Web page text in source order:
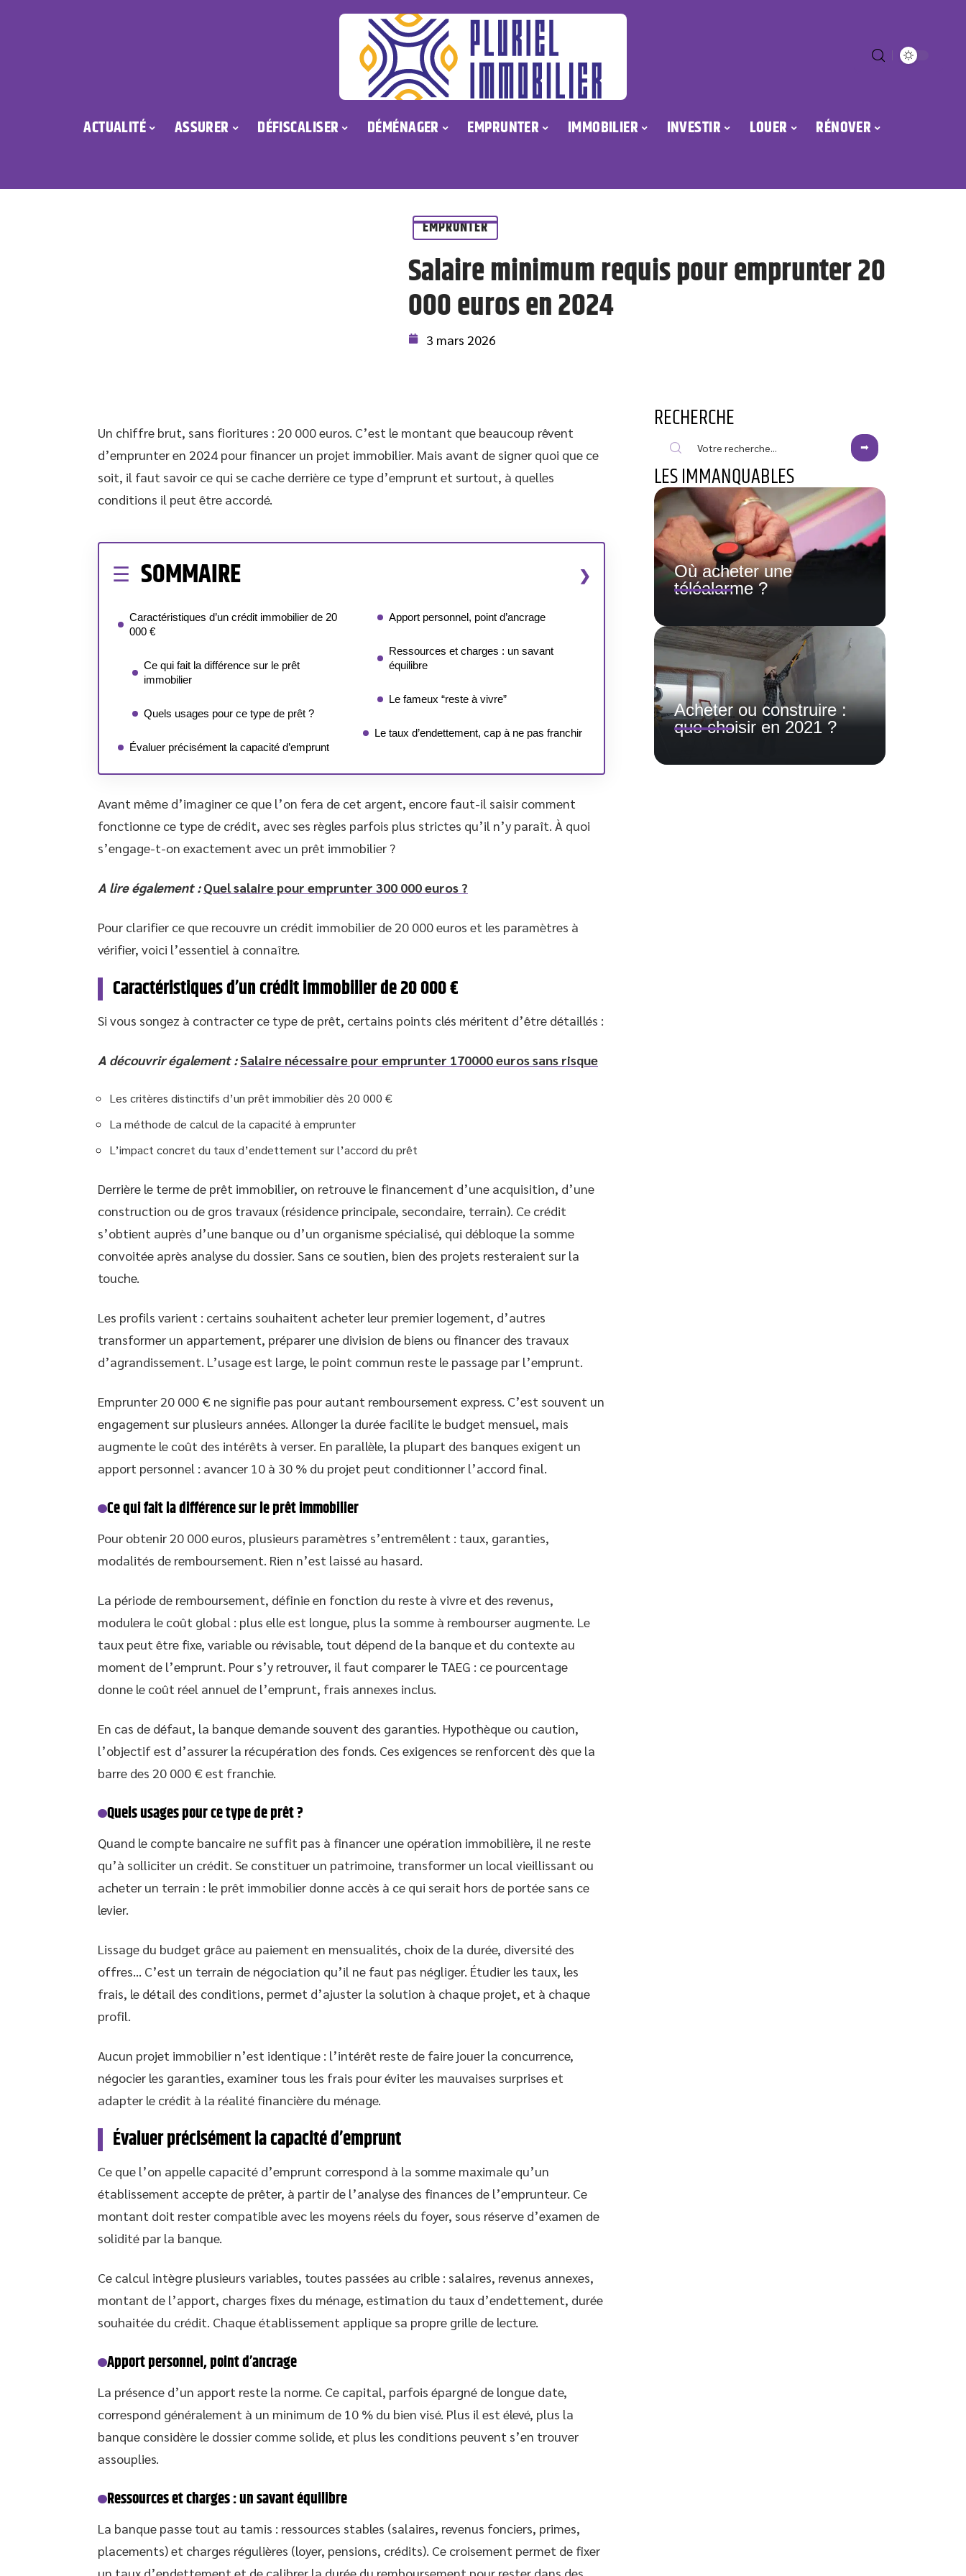
ACTUALITÉ ASSURER DÉFISCALISER DÉMÉNAGER EMPRUNTER IMMOBILIER INVESTIR LOUER RÉNOVER
EMPRUNTER
Salaire minimum requis pour emprunter 20
000 euros en 2024
3 mars 2026
Un chiffre brut, sans fioritures : 20 000 euros. C’est le montant que beaucoup rêvent
d’emprunter en 2024 pour financer un projet immobilier. Mais avant de signer quoi que ce
soit, il faut savoir ce qui se cache derrière ce type d’emprunt et surtout, à quelles
conditions il peut être accordé.
SOMMAIRE
Caractéristiques d’un crédit immobilier de 20
000 €
Ce qui fait la différence sur le prêt
immobilier
Quels usages pour ce type de prêt ?
Évaluer précisément la capacité d’emprunt
Apport personnel, point d’ancrage
Ressources et charges : un savant
équilibre
Le fameux “reste à vivre”
Le taux d’endettement, cap à ne pas franchir
Avant même d’imaginer ce que l’on fera de cet argent, encore faut-il saisir comment
fonctionne ce type de crédit, avec ses règles parfois plus strictes qu’il n’y paraît. À quoi
s’engage-t-on exactement avec un prêt immobilier ?
A lire également : Quel salaire pour emprunter 300 000 euros ?
Pour clarifier ce que recouvre un crédit immobilier de 20 000 euros et les paramètres à
vérifier, voici l’essentiel à connaître.
Caractéristiques d’un crédit immobilier de 20 000 €
Si vous songez à contracter ce type de prêt, certains points clés méritent d’être détaillés :
A découvrir également :Salaire nécessaire pour emprunter 170000 euros sans risque
Les critères distinctifs d’un prêt immobilier dès 20 000 €
La méthode de calcul de la capacité à emprunter
L’impact concret du taux d’endettement sur l’accord du prêt
Derrière le terme de prêt immobilier, on retrouve le financement d’une acquisition, d’une
construction ou de gros travaux (résidence principale, secondaire, terrain). Ce crédit
s’obtient auprès d’une banque ou d’un organisme spécialisé, qui débloque la somme
convoitée après analyse du dossier. Sans ce soutien, bien des projets resteraient sur la
touche.
Les profils varient : certains souhaitent acheter leur premier logement, d’autres
transformer un appartement, préparer une division de biens ou financer des travaux
d’agrandissement. L’usage est large, le point commun reste le passage par l’emprunt.
Emprunter 20 000 € ne signifie pas pour autant remboursement express. C’est souvent un
engagement sur plusieurs années. Allonger la durée facilite le budget mensuel, mais
augmente le coût des intérêts à verser. En parallèle, la plupart des banques exigent un
apport personnel : avancer 10 à 30 % du projet peut conditionner l’accord final.
Ce qui fait la différence sur le prêt immobilier
Pour obtenir 20 000 euros, plusieurs paramètres s’entremêlent : taux, garanties,
modalités de remboursement. Rien n’est laissé au hasard.
La période de remboursement, définie en fonction du reste à vivre et des revenus,
modulera le coût global : plus elle est longue, plus la somme à rembourser augmente. Le
taux peut être fixe, variable ou révisable, tout dépend de la banque et du contexte au
moment de l’emprunt. Pour s’y retrouver, il faut comparer le TAEG : ce pourcentage
donne le coût réel annuel de l’emprunt, frais annexes inclus.
En cas de défaut, la banque demande souvent des garanties. Hypothèque ou caution,
l’objectif est d’assurer la récupération des fonds. Ces exigences se renforcent dès que la
barre des 20 000 € est franchie.
Quels usages pour ce type de prêt ?
Quand le compte bancaire ne suffit pas à financer une opération immobilière, il ne reste
qu’à solliciter un crédit. Se constituer un patrimoine, transformer un local vieillissant ou
acheter un terrain : le prêt immobilier donne accès à ce qui serait hors de portée sans ce
levier.
Lissage du budget grâce au paiement en mensualités, choix de la durée, diversité des
offres… C’est un terrain de négociation qu’il ne faut pas négliger. Étudier les taux, les
frais, le détail des conditions, permet d’ajuster la solution à chaque projet, et à chaque
profil.
Aucun projet immobilier n’est identique : l’intérêt reste de faire jouer la concurrence,
négocier les garanties, examiner tous les frais pour éviter les mauvaises surprises et
adapter le crédit à la réalité financière du ménage.
Évaluer précisément la capacité d’emprunt
Ce que l’on appelle capacité d’emprunt correspond à la somme maximale qu’un
établissement accepte de prêter, à partir de l’analyse des finances de l’emprunteur. Ce
montant doit rester compatible avec les moyens réels du foyer, sous réserve d’examen de
solidité par la banque.
Ce calcul intègre plusieurs variables, toutes passées au crible : salaires, revenus annexes,
montant de l’apport, charges fixes du ménage, estimation du taux d’endettement, durée
souhaitée du crédit. Chaque établissement applique sa propre grille de lecture.
Apport personnel, point d’ancrage
La présence d’un apport reste la norme. Ce capital, parfois épargné de longue date,
correspond généralement à un minimum de 10 % du bien visé. Plus il est élevé, plus la
banque considère le dossier comme solide, et plus les conditions peuvent s’en trouver
assouplies.
Ressources et charges : un savant équilibre
La banque passe tout au tamis : ressources stables (salaires, revenus fonciers, primes,
placements) et charges régulières (loyer, pensions, crédits). Ce croisement permet de fixer
RECHERCHE
LES IMMANQUABLES
Où acheter une
téléalarme ?
Acheter ou construire :
que choisir en 2021 ?